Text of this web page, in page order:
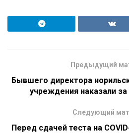
Предыдущий
Бывшего директора
учреждения наказали
Следующий
Перед сдачей теста на